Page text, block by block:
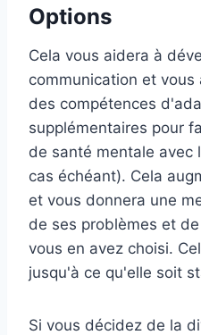
Options
Cela vous aidera à
communication et
des compétences
supplémentaires pour
de santé mentale avec
cas échéant). Cela
et vous donnera une
de ses problèmes et
vous en avez choisi.
jusqu'à ce qu'elle soit
Si vous décidez de la